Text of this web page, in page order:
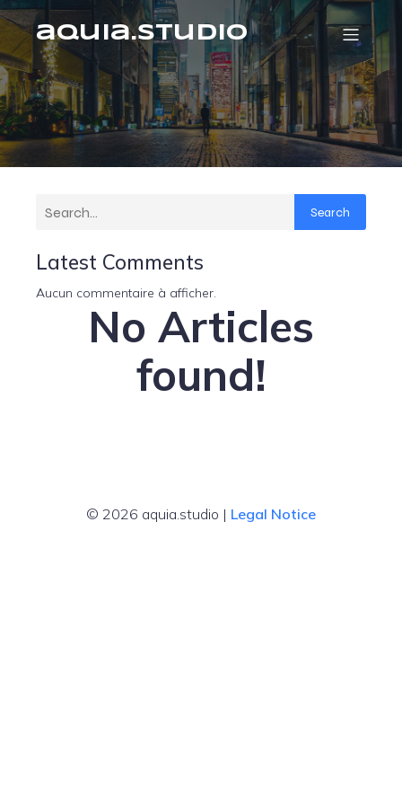
aquia.studio
Search
Latest Comments
Aucun commentaire à afficher.
No Articles
found!
© 2026 aquia.studio | Legal Notice